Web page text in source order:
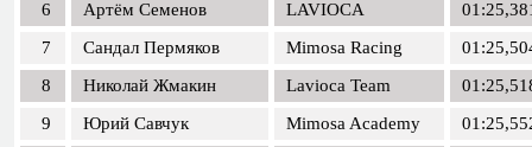
6
Артём Семенов LAVIOCA
7
Сандал Пермяков Mimosa Racing
8
Николай Жмакин Lavioca Team
9
Юрий Савчук Mimosa Academy